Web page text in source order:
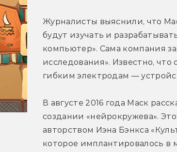
Журналисты выяснили, что
будут изучать и
компьютер». Сама компания
исследования». Известно,
гибким электродам —
В августе 2016 года Маск
создании «нейрокружева».
авторством Иэна Бэнкса
которое имплантировалось в